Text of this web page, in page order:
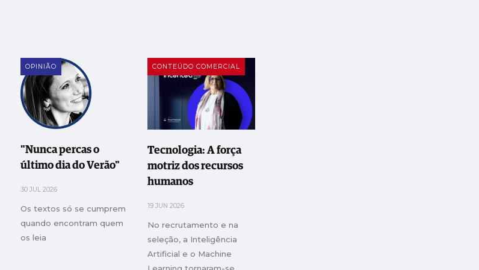
OPINIÃO
"Nunca percas o
último dia do Verão"
30 JUL 2026
Os textos só se cumprem
quando encontram quem
os leia
CONTEÚDO COMERCIAL
Tecnologia: A força
motriz dos recursos
humanos
19 JUN 2026
No recrutamento e na
seleção, a Inteligência
Artificial e o Machine